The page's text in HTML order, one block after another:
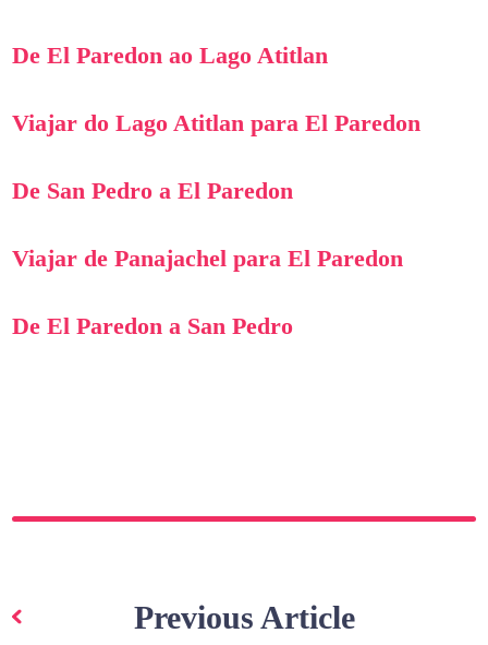
De El Paredon ao Lago Atitlan
Viajar do Lago Atitlan para El Paredon
De San Pedro a El Paredon
Viajar de Panajachel para El Paredon
De El Paredon a San Pedro
de
Previous Article